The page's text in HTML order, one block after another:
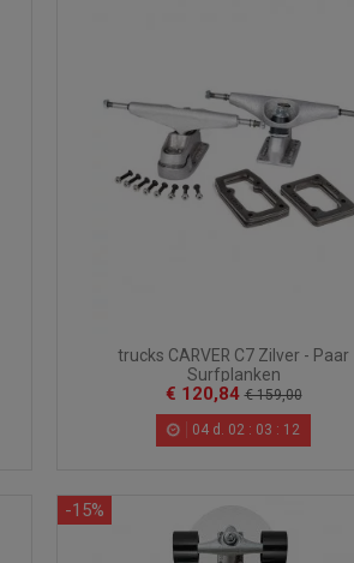
trucks CARVER C7 Zilver - Paar
Surfplanken
€ 120,84 € 159,00
04 d. 02 : 03 : 10
-15%